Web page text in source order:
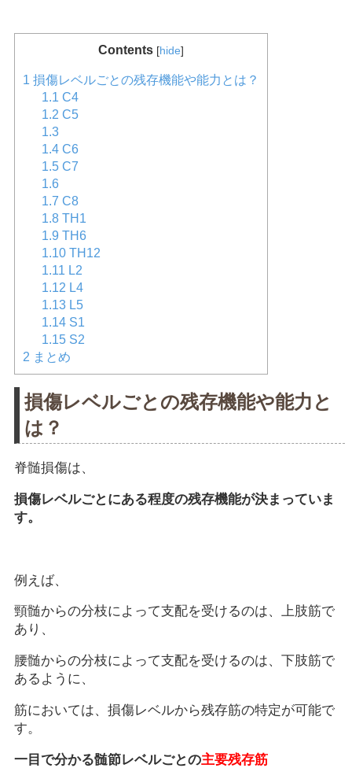
Contents [hide]
1 損傷レベルごとの残存機能や能力とは？
1.1 C4
1.2 C5
1.3
1.4C6
1.5C7
1.6
1.7 C8
1.8TH1
1.9 TH6
1.10TH12
1.11 L2
1.12 L4
1.13L5
1.14S1
1.15S2
2 まとめ
損傷レベルごとの残存機能や能力と
は？
脊髄損傷は、
損傷レベルごとにある程度の残存機能が決まっていま
す。
例えば、
頸髄からの分枝によって支配を受けるのは、上肢筋で
あり、
腰髄からの分枝によって支配を受けるのは、下肢筋で
あるように、
筋においては、損傷レベルから残存筋の特定が可能で
す。
一目で分かる髄節レベルごとの主要残存筋